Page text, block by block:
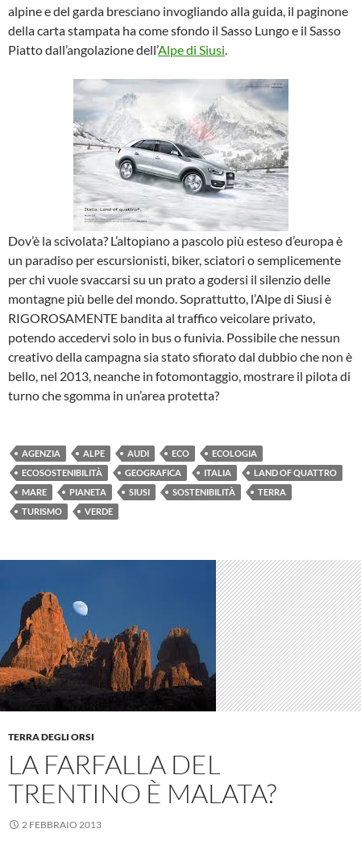
alpine e del garda bresciano invogliando alla guida, il paginone
della carta stampata ha come sfondo il Sasso Lungo e il Sasso
Piatto dall’angolazione dell’Alpe di Siusi.
Dov’è la scivolata? L’altopiano a pascolo più esteso d’europa è
un paradiso per escursionisti, biker, sciatori o semplicemente
per chi vuole svaccarsi su un prato a godersi il silenzio delle
montagne più belle del mondo. Soprattutto, l’Alpe di Siusi è
RIGOROSAMENTE bandita al traffico veicolare privato,
potendo accedervi solo in bus o funivia. Possibile che nessun
creativo della campagna sia stato sfiorato dal dubbio che non è
bello, nel 2013, neanche in fotomontaggio, mostrare il pilota di
turno che sgomma in un’area protetta?
AGENZIA ALPE AUDI ECO
ECOLOGIA
ECOSOSTENIBILITÀ
GEOGRAFICA ITALIA
LAND OF QUATTRO
MARE
PIANETA SIUSI SOSTENIBILITÀ
TERRA
TURISMO
VERDE
TERRA DEGLI ORSI
LA FARFALLA DEL
TRENTINO È MALATA?
2 FEBBRAIO 2013